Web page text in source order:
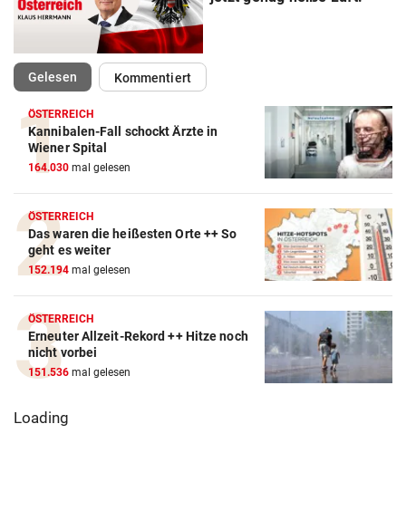
Gelesen(ausgewählt)Kommentiert
ÖSTERREICH
Kannibalen-Fall schockt Ärzte in
Wiener Spital
164.030 mal gelesen
ÖSTERREICH
Das waren die heißesten Orte ++ So
geht es weiter
152.194 mal gelesen
ÖSTERREICH
Erneuter Allzeit-Rekord ++ Hitze noch
nicht vorbei
151.536 mal gelesen
Loading